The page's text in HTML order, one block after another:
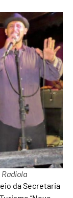
Radiola
da Secretaria